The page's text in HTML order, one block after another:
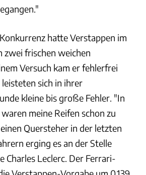
hatte Verstappen im
zwei frischen weichen
Versuch kam er fehlerfrei
sich in ihrer
kleine bis große Fehler. "In
meine Reifen schon zu
Quersteher in der letzten
erging es an der Stelle
Charles Leclerc. Der Ferrari-